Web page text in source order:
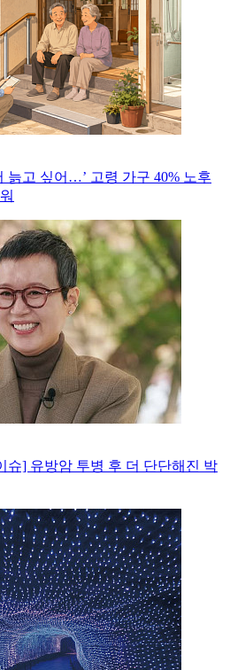
늙고 싶어…’ 고령 가구 40% 노후
슈] 유방암 투병 후 더 단단해진 박